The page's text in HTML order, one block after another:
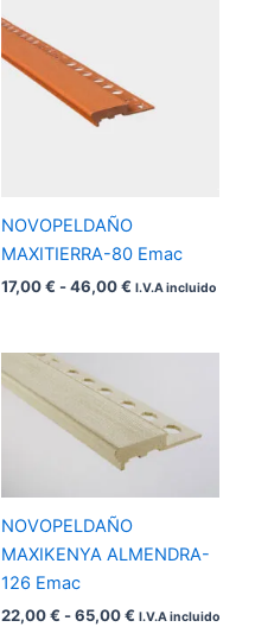
NOVOPELDAÑO
MAXITIERRA-80 Emac
17,00€ -46,00€
46,00 €
I.V.A incluido
NOVOPELDAÑO
MAXIKENYA ALMENDRA-
126 Emac
22,00€ -65,00€
precios:
desde
22,00 €
hasta
I.V.A incluido